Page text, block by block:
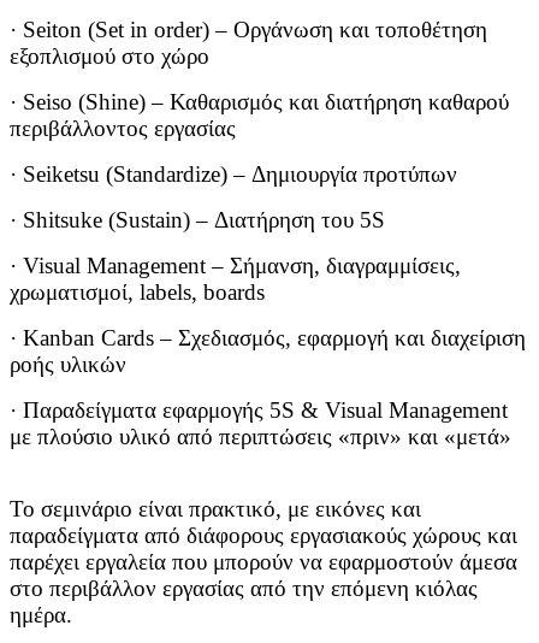
· Seiton (Set in order) – Οργάνωση και τοποθέτηση
εξοπλισμού στο χώρο
· Seiso (Shine) – Καθαρισμός και διατήρηση καθαρού
περιβάλλοντος εργασίας
· Seiketsu (Standardize) – Δημιουργία προτύπων
· Shitsuke (Sustain) – Διατήρηση του 5S
· Visual Management – Σήμανση, διαγραμμίσεις,
χρωματισμοί, labels, boards
· Kanban Cards – Σχεδιασμός, εφαρμογή και διαχείριση
ροής υλικών
· Παραδείγματα εφαρμογής 5S & Visual Management
με πλούσιο υλικό από περιπτώσεις «πριν» και «μετά»
Το σεμινάριο είναι πρακτικό, με εικόνες και
παραδείγματα από διάφορους εργασιακούς χώρους και
παρέχει εργαλεία που μπορούν να εφαρμοστούν άμεσα
στο περιβάλλον εργασίας από την επόμενη κιόλας
ημέρα.